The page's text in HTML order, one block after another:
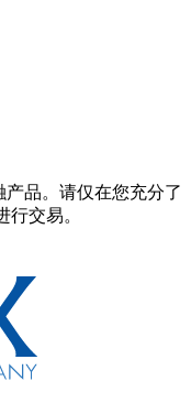
品。请仅在您充分了
行交易。